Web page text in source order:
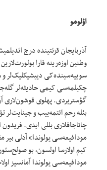
اؤلومو
آذربایجان قزئتینده درج
وطنین اوزه‌رینه قارا
سوییه‌سینده‌کی دییشیکلیک‌لر و
چکیلمه‌سی کیمی حادیثه‌لر
گؤستریردی. پهلوی قوشون‌لاری
بئله رحم ائتمه‌ییب و جینایت‌لر
چاتاجاقلاری بللی ایدی.
مودافیعه‌سی یولوندا» آدلی بیر
کیم اولارسا اولسون، بو
مودافیعه‌سی یولوندا آمانسیز